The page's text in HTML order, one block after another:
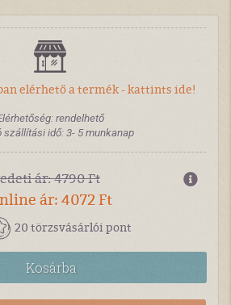
elérhető a termék - kattints ide!
rendelhető
szállítási idő: 3- 5 munkanap
ár: 4790 Ft
ár: 4072 Ft
20 törzsvásárlói pont
Kosárba